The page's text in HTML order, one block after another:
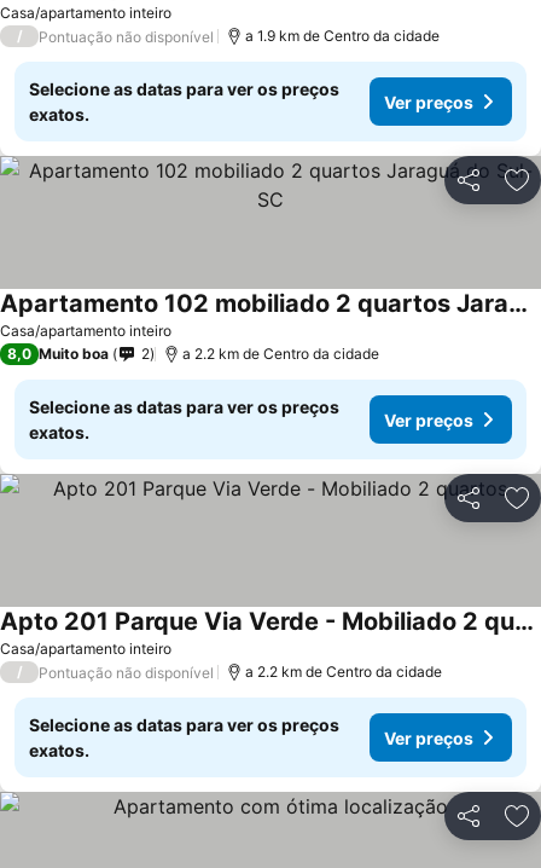
Casa/apartamento inteiro
/ Pontuação não disponível a 1.9 km de Centro da cidade
Selecione as datas para ver os preços
exatos.
Ver preços
Partilhar
Casa/apartamento inteiro
Apartamento 102 mobiliado 2 quartos Jaraguá do Sul-SC
Ver preços
8,0 Muito boa 2 a 2.2 km de Centro da cidade
Selecione as datas para ver os preços
exatos.
Ver preços
Partilhar
Casa/apartamento inteiro
Apto 201 Parque Via Verde - Mobiliado 2 quartos
Ver preços
/ Pontuação não disponível a 2.2 km de Centro da cidade
Selecione as datas para ver os preços
exatos.
Ver preços
Partilhar